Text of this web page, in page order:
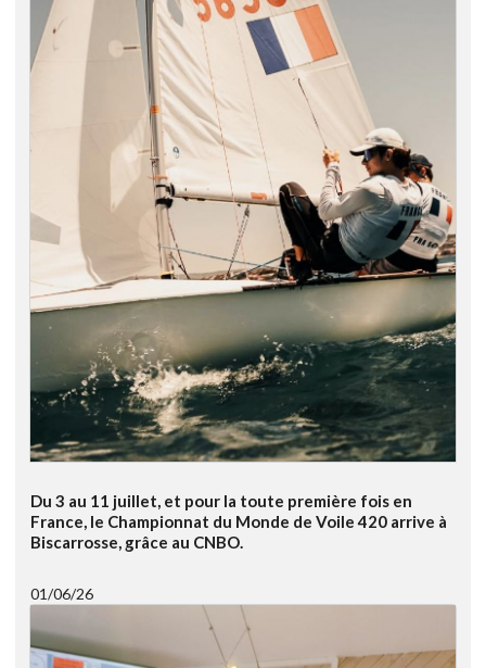
Du 3 au 11 juillet, et pour la toute première fois en
France, le Championnat du Monde de Voile 420 arrive à
Biscarrosse, grâce au CNBO.
01/06/26